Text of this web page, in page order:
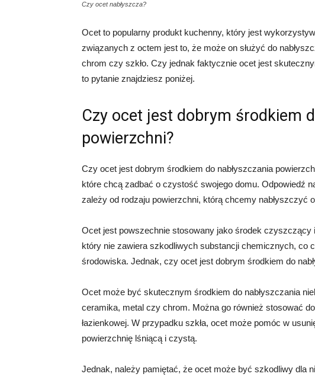
Czy ocet nabłyszcza?
Ocet to popularny produkt kuchenny, który jest
związanych z octem jest to, że może on służyć do
chrom czy szkło. Czy jednak faktycznie ocet jest
to pytanie znajdziesz poniżej.
Czy ocet jest dobrym środkiem
powierzchni?
Czy ocet jest dobrym środkiem do nabłyszczania
które chcą zadbać o czystość swojego domu. Odpowiedź
zależy od rodzaju powierzchni, którą chcemy nabłyszczyć
Ocet jest powszechnie stosowany jako środek czyszczący
który nie zawiera szkodliwych substancji chemicznych, co
środowiska. Jednak, czy ocet jest dobrym środkiem do
Ocet może być skutecznym środkiem do nabłyszczania
ceramika, metal czy chrom. Można go również stosować
łazienkowej. W przypadku szkła, ocet może pomóc w
powierzchnię lśniącą i czystą.
Jednak, należy pamiętać, że ocet może być szkodliwy dla